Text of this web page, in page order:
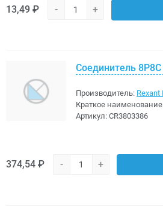
13,49 ₽ - +
Соединитель
Производитель: Rexant
Краткое
Артикул: CR3803386
374,54 ₽ - +